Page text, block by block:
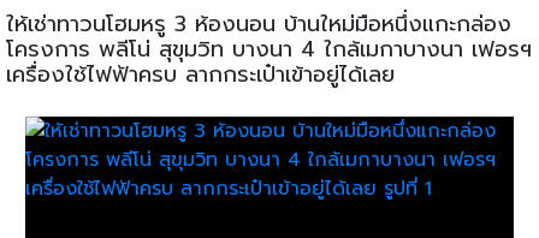
ให้เช่าทาวนโฮมหรู 3 ห้องนอน บ้านใหม่มือหนึ่งแกะกล่อง
โครงการ พลีโน่ สุขุมวิท บางนา 4 ใกล้เมกาบางนา เฟอรฯ
เครื่องใช้ไฟฟ้าครบ ลากกระเป๋าเข้าอยู่ได้เลย